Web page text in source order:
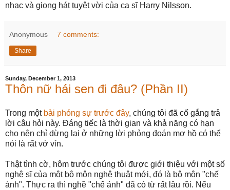
nhạc và giọng hát tuyệt vời của ca sĩ Harry Nilsson.
Anonymous 7 comments:
Share
Sunday, December 1, 2013
Thôn nữ hái sen đi đâu? (Phần II)
Trong một bài phóng sự trước đây, chúng tôi đã cố gắng trả
lời câu hỏi này. Đáng tiếc là thời gian và khả năng có hạn
cho nên chỉ dừng lại ở những lời phỏng đoán mơ hồ có thể
nói là rất vớ vỉn.
Thật tình cờ, hôm trước chúng tôi được giới thiệu với một số
nghệ sĩ của một bộ môn nghệ thuật mới, đó là bộ môn "chế
ảnh". Thực ra thì nghề "chế ảnh" đã có từ rất lâu rồi. Nếu